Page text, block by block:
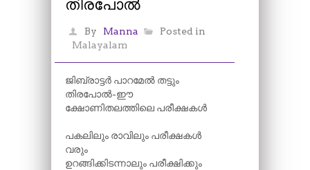
തിരപോൽ
By Manna
Posted in
Malayalam
ജിബ്രാട്ടർ പാറമേൽ തട്ടും
തിരപോൽ-ഈ
ക്ഷോണിതലത്തിലെ പരീക്ഷകൾ
പകലിലും രാവിലും പരീക്ഷകൾ
വരും
ഉറങ്ങിക്കിടന്നാലും പരീക്ഷിക്കും